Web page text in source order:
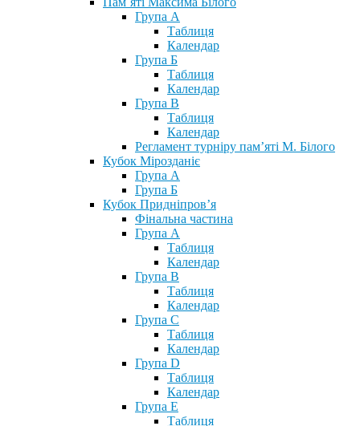
Група А
Таблиця
Календар
Група Б
Таблиця
Календар
Група В
Таблиця
Календар
Регламент турніру пам’яті М. Білого
Кубок Мірозданіє
Група А
Група Б
Кубок Придніпров’я
Фінальна частина
Група А
Таблиця
Календар
Група В
Таблиця
Календар
Група С
Таблиця
Календар
Група D
Таблиця
Календар
Група Е
Таблиця